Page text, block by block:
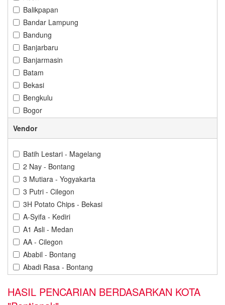
Balikpapan
Bandar Lampung
Bandung
Banjarbaru
Banjarmasin
Batam
Bekasi
Bengkulu
Bogor
Denpasar
Jakarta
Kediri
Kendari
Kuningan
Vendor
Batih Lestari - Magelang
2 Nay - Bontang
3 Mutiara - Yogyakarta
3 Putri - Cilegon
3H Potato Chips - Bekasi
A-Syifa - Kediri
A1 Asli - Medan
AA - Cilegon
Ababil - Bontang
Abadi Rasa - Bontang
Abdillah Jaya - Cilegon
HASIL PENCARIAN BERDASARKAN KOTA